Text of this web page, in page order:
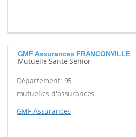
GMF Assurances FRANCONVILLE
Mutuelle Santé Sénior
Département: 95
mutuelles d'assurances
GMF Assurances